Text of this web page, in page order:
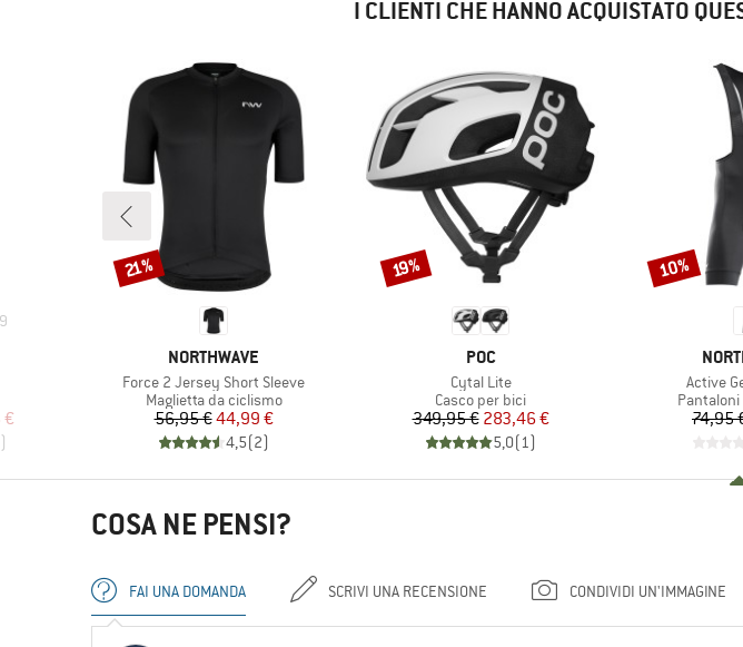
I CLIENTI CHE HANNO ACQUISTATO
9
€
)
MARCHIO
NORTHWAVE
Articolo
Force 2 Jersey Short Sleeve
Gruppo di prodotti
Maglietta da ciclismo
Prezzo
56,95 €Prezzo ridotto
44,99 €
4,5(2)
Sconto
21%
MARCHIO
POC
Articolo
Cytal Lite
Gruppo di prodotti
Casco per bici
Prezzo
349,95 €Prezzo ridotto
283,46 €
5,0(1)
Sconto
19%
Articolo
Active
Gruppo
74,95
Sconto
10%
COSA NE PENSI?
FAI UNA DOMANDA SCRIVI UNA RECENSIONE CONDIVIDI UN'IMMAGINE